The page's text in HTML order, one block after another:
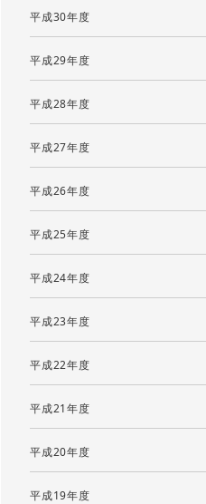
平成30年度
平成29年度
平成28年度
平成27年度
平成26年度
平成25年度
平成24年度
平成23年度
平成22年度
平成21年度
平成20年度
平成19年度